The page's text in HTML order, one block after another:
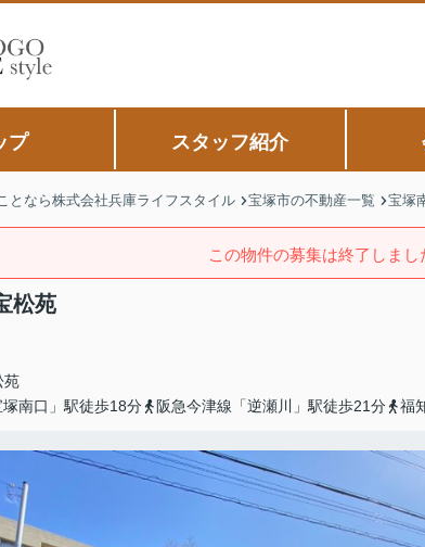
プ スタッフ紹介
となら株式会社兵庫ライフスタイル 宝塚市の不動産一覧 宝塚
この物件の募集は終了しまし
松苑
苑
南口」駅徒歩18分
阪急今津線「逆瀬川」駅徒歩21分 福